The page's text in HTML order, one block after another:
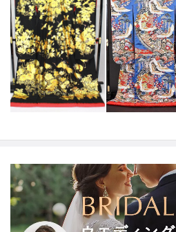
ーターがお客様に合った着
細部までお客様とご一緒に
て当日を迎えられます。ま
などのお支度も承っており
家資格である1級着付け技能
支度をさせて頂きます。